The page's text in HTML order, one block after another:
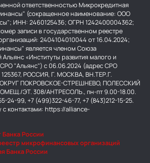
ответственностью Микрокредитная
(сокращенное наименование: ООО
ИНН: 2460125436; ОГРН 1242400004362;
записи в государственном реестре
2404104010044 от 16.04.2024;
является членом Союза
«Институты развития малого и
"Альянс") с 06.06.2024 (адрес СРО
РОССИЯ, Г. МОСКВА, ВН.ТЕР.Г.
ПОКРОВСКОЕ-СТРЕШНЕВО, ПОЛЕССКИЙ
ЭТ. 308/АНТРЕСОЛЬ., пн-пт 9.00-18.00.
24-99, +7 (499)322-46-77, +7 (843)212-15-25.
с контактами: https://alliance-
России
микрофинансовых организаций
Банка России